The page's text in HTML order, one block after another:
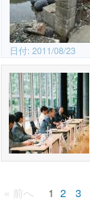
日付: 2011/08/23
« 前へ 1 2 3